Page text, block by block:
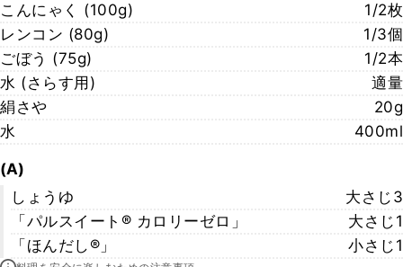
こんにゃく (100g)
1/2枚
レンコン (80g)
1/3個
ごぼう (75g)
1/2本
水 (さらす用)
適量
絹さや
20g
水
400ml
(A)
しょうゆ
大さじ3
「パルスイート® カロリーゼロ」
大さじ1
「ほんだし®」
小さじ1